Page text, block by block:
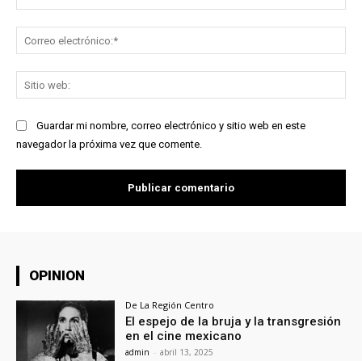
Guardar mi nombre, correo electrónico y sitio web en este
navegador la próxima vez que comente.
OPINION
De La Región Centro
El espejo de la bruja y la transgresión
en el cine mexicano
admin - abril 13, 2025